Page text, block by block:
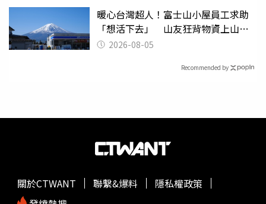
暖心台灣超人！富士山小屋員工求助
「想活下去」 山友狂背物資上山：
台灣真的是寶島
2026-08-05
Recommended by
關於CTWANT 聯繫&爆料
隱私權政策